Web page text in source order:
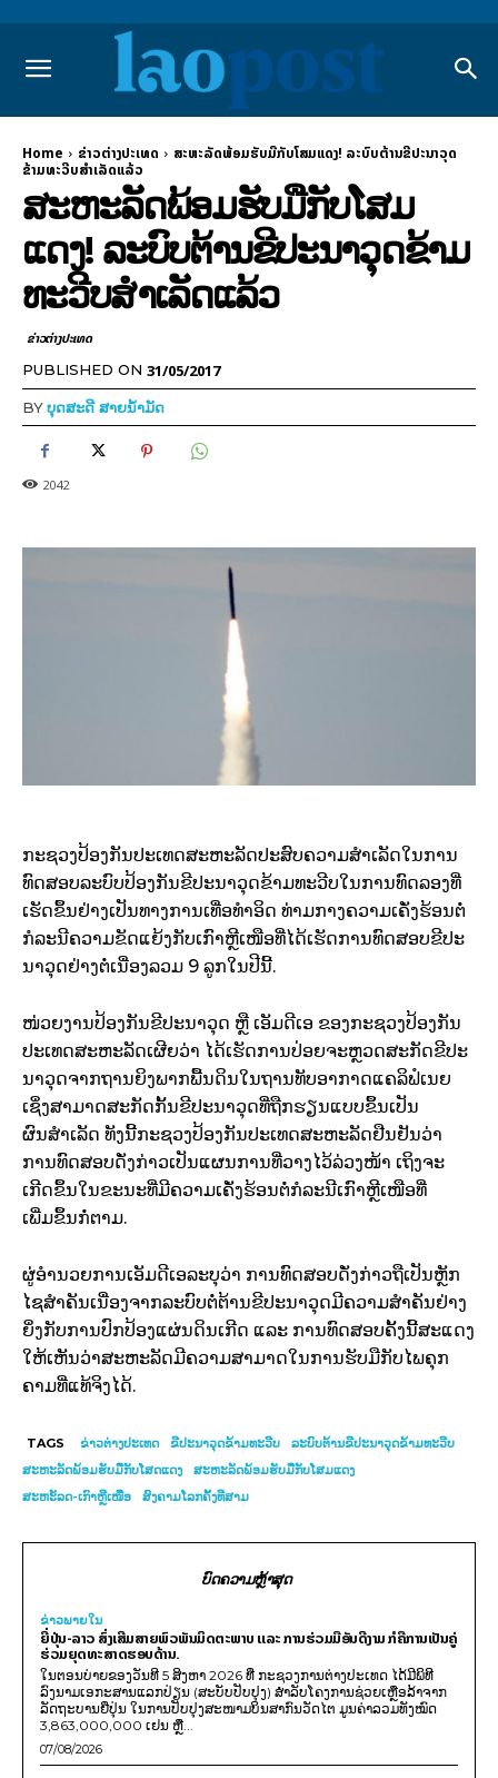
Home ຂ່າວຕ່າງປະເທດ
ສະຫະລັດພ້ອມຮັບມືກັບໂສມແດງ! ລະບົບຕ້ານຂີປະນາວຸດ
ຂ້າມທະວີບສຳເລັດແລ້ວ
ສະຫະລັດພ້ອມຮັບມືກັບໂສມ
ແດງ! ລະບົບຕ້ານຂີປະນາວຸດຂ້າມ
ທະວີບສຳເລັດແລ້ວ
ຂ່າວຕ່າງປະເທດ
PUBLISHED ON 31/05/2017
BYບຸດສະດີ ສາຍນ້ຳມັດ
2042
ກະຊວງປ້ອງກັນປະເທດສະຫະລັດປະສົບຄວາມສຳເລັດໃນການ
ທົດສອບລະບົບປ້ອງກັນຂີປະນາວຸດຂ້າມທະວີບໃນການທົດລອງທີ່
ເຮັດຂຶ້ນຢ່າງເປັນທາງການເທື່ອທຳອິດ ທ່າມກາງຄວາມເຄັ່ງຮ້ອນຕໍ່
ກໍລະນີຄວາມຂັດແຍ້ງກັບເກົາຫຼີເໜືອທີ່ໄດ້ເຮັດການທົດສອບຂີປະ
ນາວຸດຢ່າງຕໍ່ເນື່ອງລວມ 9 ລູກໃນປີນີ້.
ໜ່ວຍງານປ້ອງກັນຂີປະນາວຸດ ຫຼື ເອັມດີເອ ຂອງກະຊວງປ້ອງກັນ
ປະເທດສະຫະລັດເຜີຍວ່າ ໄດ້ເຮັດການປ່ອຍຈະຫຼວດສະກັດຂີປະ
ນາວຸດຈາກຖານຍິງພາກພື້ນດິນໃນຖານທັບອາກາດແຄລິຟໍເນຍ
ເຊິ່ງສາມາດສະກັດກັ້ນຂີປະນາວຸດທີ່ຖືກຮຽນແບບຂຶ້ນເປັນ
ຜົນສຳເລັດ ທັງນີ້ກະຊວງປ້ອງກັນປະເທດສະຫະລັດຢືນຢັນວ່າ
ການທົດສອບດັ່ງກ່າວເປັນແຜນການທີ່ວາງໄວ້ລ່ວງໜ້າ ເຖິງຈະ
ເກີດຂຶ້ນໃນຂະນະທີ່ມີຄວາມເຄັ່ງຮ້ອນຕໍ່ກໍລະນີເກົາຫຼີເໜືອທີ່
ເພີ່ມຂຶ້ນກໍ່ຕາມ.
ຜູ່ອຳນວຍການເອັມດີເອລະບຸວ່າ ການທົດສອບດັ່ງກ່າວຖືເປັນຫຼັກ
ໄຊສຳຄັນເນື່ອງຈາກລະບົບຕໍ່ຕ້ານຂີປະນາວຸດມີຄວາມສຳຄັນຢ່າງ
ຍິ່ງກັບການປົກປ້ອງແຜ່ນດິນເກີດ ແລະ ການທົດສອບຄັ້ງນີ້ສະແດງ
ໃຫ້ເຫັນວ່າສະຫະລັດມີຄວາມສາມາດໃນການຮັບມືກັບໄພຄຸກ
ຄາມທີ່ແທ້ຈິງໄດ້.
TAGS ຂ່າວ​ຕ່າງ​ປະເທດ ຂີປະນາວຸດຂ້າມທະວີບ
ລະບົບຕ້ານຂີປະນາວຸດຂ້າມທະວີບ
ສະຫະລັດພ້ອມຮັບມືກັບໂສດແດງ
ສະຫະລັດພ້ອມຮັບມືກັບໂສມແດງ
ສະຫະັລດ-ເກົາຫຼີເໜືອ
ສົງຄາມໂລກຄັ້ງທີສາມ
ບົດຄວາມຫຼ້າສຸດ
ຂ່າວພາຍ​ໃນ
ຍີ່ປຸ່ນ-ລາວ ສົ່ງເສີມສາຍພົວພັນມິດຕະພາບ ແລະ ການຮ່ວມມືອັນດີງາມ ກໍຄືການເປັນຄູ່
ຮ່ວມຍຸດທະສາດຮອບດ້ານ.
ໃນຕອນບ່າຍຂອງວັນທີ 5 ສິງຫາ 2026 ທີ່ ກະຊວງການຕ່າງປະເທດ ໄດ້ມີພິທີ
ລົງນາມເອກະສານແລກປ່ຽນ (ສະບັບປັບປຸງ) ສໍາລັບໂຄງການຊ່ວຍເຫຼືອລ້າຈາກ
ລັດຖະບານຍີ່ປຸ່ນ ໃນການປັບປຸງສະໜາມບິນສາກົນວັດໄຕ ມູນຄ່າລວມທັງໝົດ
3,863,000,000 ເຢນ ຫຼື...
07/08/2026